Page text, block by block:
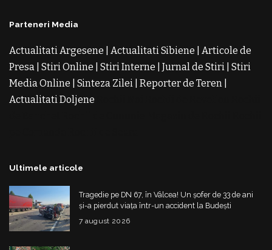
Parteneri Media
Actualitati Argesene Actualitati Sibiene
Articole de
Presa Stiri Online Stiri Interne Jurnal de Stiri Stiri
Media Online
Sinteza Zilei Reporter de Teren
Actualitati Doljene
Ultimele articole
Tragedie pe DN 67, în Vâlcea! Un șofer de 33 de ani
și-a pierdut viața într-un accident la Budești
7 august 2026